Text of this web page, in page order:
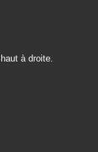
à droite.